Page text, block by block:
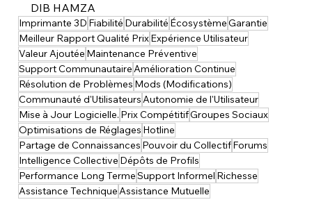
DIB HAMZA
Imprimante 3D Fiabilité Durabilité ÉcosystèmeGarantie
Meilleur Rapport Qualité PrixExpérience Utilisateur
Valeur Ajoutée Maintenance Préventive
Support CommunautaireAmélioration Continue
Résolution de Problèmes Mods (Modifications)
Communauté d'UtilisateursAutonomie de l'Utilisateur
Mise à Jour Logicielle. Prix CompétitifGroupes Sociaux
Optimisations de Réglages Hotline
Partage de Connaissances Pouvoir du CollectifForums
Intelligence Collective Dépôts de Profils
Performance Long TermeSupport Informel Richesse
Assistance TechniqueAssistance Mutuelle